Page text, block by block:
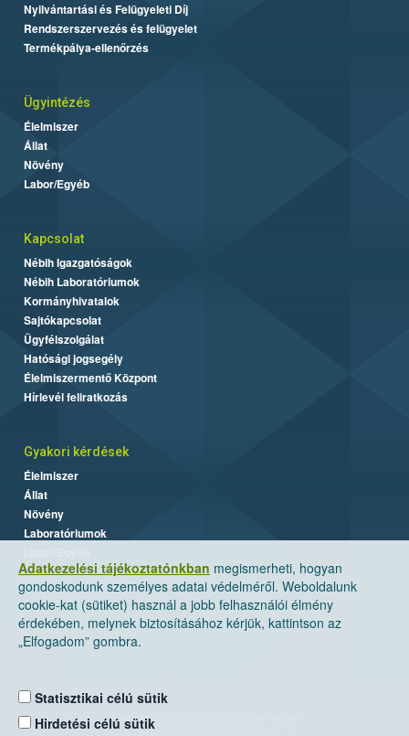
Adatkezelési tájékoztatónkban megismerheti, hogyan
gondoskodunk személyes adatai védelméről. Weboldalunk
cookie-kat (sütiket) használ a jobb felhasználói élmény
érdekében, melynek biztosításához kérjük, kattintson az
„Elfogadom” gombra.
Statisztikai célú sütik
Hirdetési célú sütik
Nyilvántartási és Felügyeleti Díj
Rendszerszervezés és felügyelet
Termékpálya-ellenőrzés
Ügyintézés
Élelmiszer
Állat
Növény
Labor/Egyéb
Kapcsolat
Nébih Igazgatóságok
Nébih Laboratóriumok
Kormányhivatalok
Sajtókapcsolat
Ügyfélszolgálat
Hatósági jogsegély
Élelmiszermentő Központ
Hírlevél feliratkozás
Gyakori kérdések
Élelmiszer
Állat
Növény
Laboratóriumok
Nemzeti Élelmiszerlánc-biztonsági Hivatal